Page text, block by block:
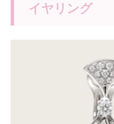
イヤリング